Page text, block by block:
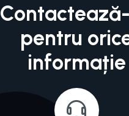
pentru
informație